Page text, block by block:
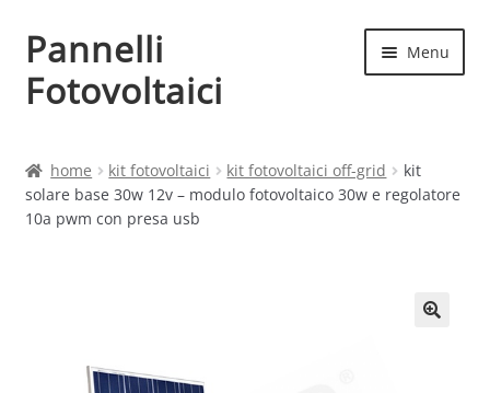
Vai
alla
navigazione
Vai
al
contenuto
Pannelli
Fotovoltaici
Menu
Cart
Contatti
home kit fotovoltaici kit fotovoltaici off-grid
kit
solare base 30w 12v – modulo fotovoltaico 30w e regolatore
10a pwm con presa usb